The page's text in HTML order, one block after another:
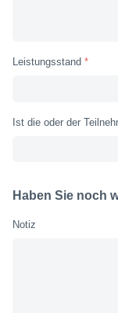
Leistungsstand
Ist die oder der
Haben Sie noch
Notiz